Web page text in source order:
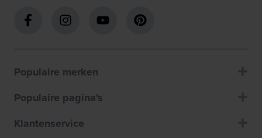
Populaire merken
Populaire pagina's
Klantenservice